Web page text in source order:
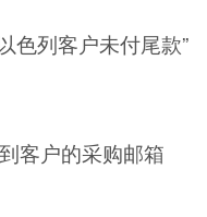
色列客户未付尾款”
客户的采购邮箱